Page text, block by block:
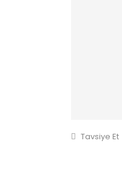
Tavsiye Et